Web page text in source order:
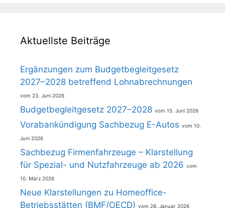
Aktuellste Beiträge
Ergänzungen zum Budgetbegleitgesetz
2027–2028 betreffend Lohnabrechnungen
23. Juni 2026
Budgetbegleitgesetz 2027–2028 15. Juni 2026
Vorabankündigung Sachbezug E-Autos 10.
Juni 2026
Sachbezug Firmenfahrzeuge – Klarstellung
für Spezial- und Nutzfahrzeuge ab 2026
10. März 2026
Neue Klarstellungen zu Homeoffice-
Betriebsstätten (BMF/OECD)
28. Januar 2026